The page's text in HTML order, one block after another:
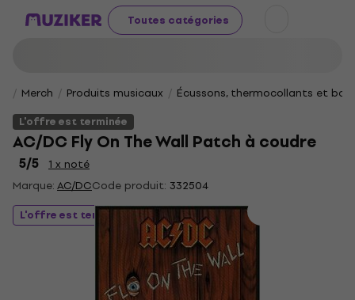
Toutes catégories
Merch Produits musicaux
Écussons, thermocollants et
L'offre est terminée
AC/DC Fly On The Wall Patch à coudre
5/5
1 x noté
Marque:AC/DCCode produit: 332504
L'offre est terminée